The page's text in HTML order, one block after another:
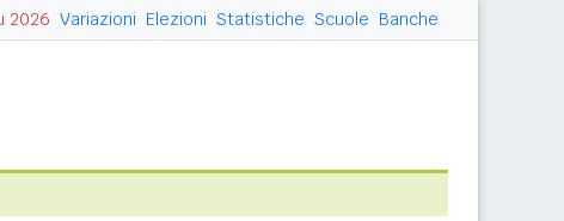
2026 Variazioni Elezioni Statistiche Scuole Banche